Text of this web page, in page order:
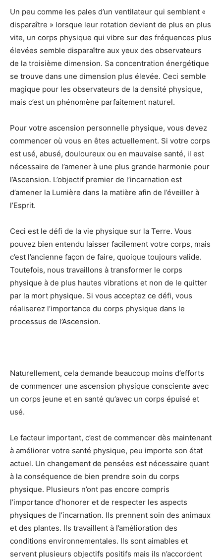
Un peu comme les pales d’un ventilateur qui semblent «
disparaître » lorsque leur rotation devient de plus en plus
vite, un corps physique qui vibre sur des fréquences plus
élevées semble disparaître aux yeux des observateurs
de la troisième dimension. Sa concentration énergétique
se trouve dans une dimension plus élevée. Ceci semble
magique pour les observateurs de la densité physique,
mais c’est un phénomène parfaitement naturel.
Pour votre ascension personnelle physique, vous devez
commencer où vous en êtes actuellement. Si votre corps
est usé, abusé, douloureux ou en mauvaise santé, il est
nécessaire de l’amener à une plus grande harmonie pour
l’Ascension. L’objectif premier de l’incarnation est
d’amener la Lumière dans la matière afin de l’éveiller à
l’Esprit.
Ceci est le défi de la vie physique sur la Terre. Vous
pouvez bien entendu laisser facilement votre corps, mais
c’est l’ancienne façon de faire, quoique toujours valide.
Toutefois, nous travaillons à transformer le corps
physique à de plus hautes vibrations et non de le quitter
par la mort physique. Si vous acceptez ce défi, vous
réaliserez l’importance du corps physique dans le
processus de l’Ascension.
Naturellement, cela demande beaucoup moins d’efforts
de commencer une ascension physique consciente avec
un corps jeune et en santé qu’avec un corps épuisé et
usé.
Le facteur important, c’est de commencer dès maintenant
à améliorer votre santé physique, peu importe son état
actuel. Un changement de pensées est nécessaire quant
à la conséquence de bien prendre soin du corps
physique. Plusieurs n’ont pas encore compris
l’importance d’honorer et de respecter les aspects
physiques de l’incarnation. Ils prennent soin des animaux
et des plantes. Ils travaillent à l’amélioration des
conditions environnementales. Ils sont aimables et
servent plusieurs objectifs positifs mais ils n’accordent